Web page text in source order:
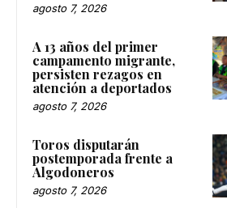
agosto 7, 2026
A 13 años del primer
campamento migrante,
persisten rezagos en
atención a deportados
agosto 7, 2026
Toros disputarán
postemporada frente a
Algodoneros
agosto 7, 2026